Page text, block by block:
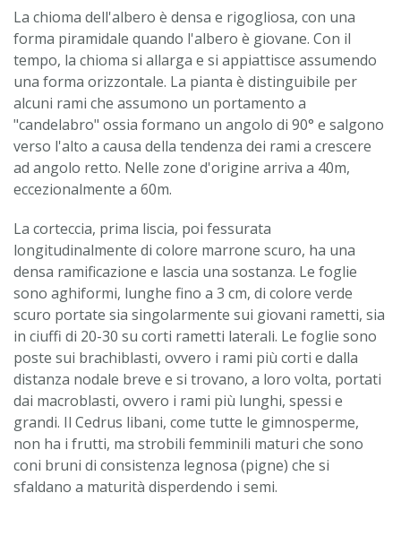
La chioma dell'albero è densa e rigogliosa, con una
forma piramidale quando l'albero è giovane. Con il
tempo, la chioma si allarga e si appiattisce assumendo
una forma orizzontale. La pianta è distinguibile per
alcuni rami che assumono un portamento a
"candelabro" ossia formano un angolo di 90° e salgono
verso l'alto a causa della tendenza dei rami a crescere
ad angolo retto. Nelle zone d'origine arriva a 40m,
eccezionalmente a 60m.
La corteccia, prima liscia, poi fessurata
longitudinalmente di colore marrone scuro, ha una
densa ramificazione e lascia una sostanza. Le foglie
sono aghiformi, lunghe fino a 3 cm, di colore verde
scuro portate sia singolarmente sui giovani rametti, sia
in ciuffi di 20-30 su corti rametti laterali. Le foglie sono
poste sui brachiblasti, ovvero i rami più corti e dalla
distanza nodale breve e si trovano, a loro volta, portati
dai macroblasti, ovvero i rami più lunghi, spessi e
grandi. Il Cedrus libani, come tutte le gimnosperme,
non ha i frutti, ma strobili femminili maturi che sono
coni bruni di consistenza legnosa (pigne) che si
sfaldano a maturità disperdendo i semi.